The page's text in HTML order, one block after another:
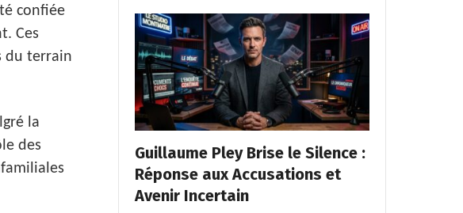
confiée
Ces
du terrain
la
des
Guillaume Pley Brise le Silence :
Réponse aux Accusations et
Avenir Incertain